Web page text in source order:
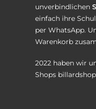
unverbindlichen
einfach ihre
per WhatsApp.
Warenkorb
2022 haben wir
Shops